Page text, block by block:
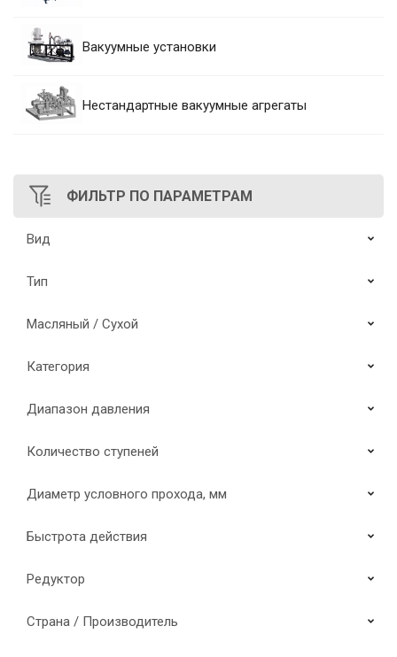
Вакуумные установки
Нестандартные вакуумные агрегаты
ФИЛЬТР ПО ПАРАМЕТРАМ
Вид
Тип
Масляный / Сухой
Категория
Диапазон давления
Количество ступеней
Диаметр условного прохода, мм
Быстрота действия
Редуктор
Страна / Производитель